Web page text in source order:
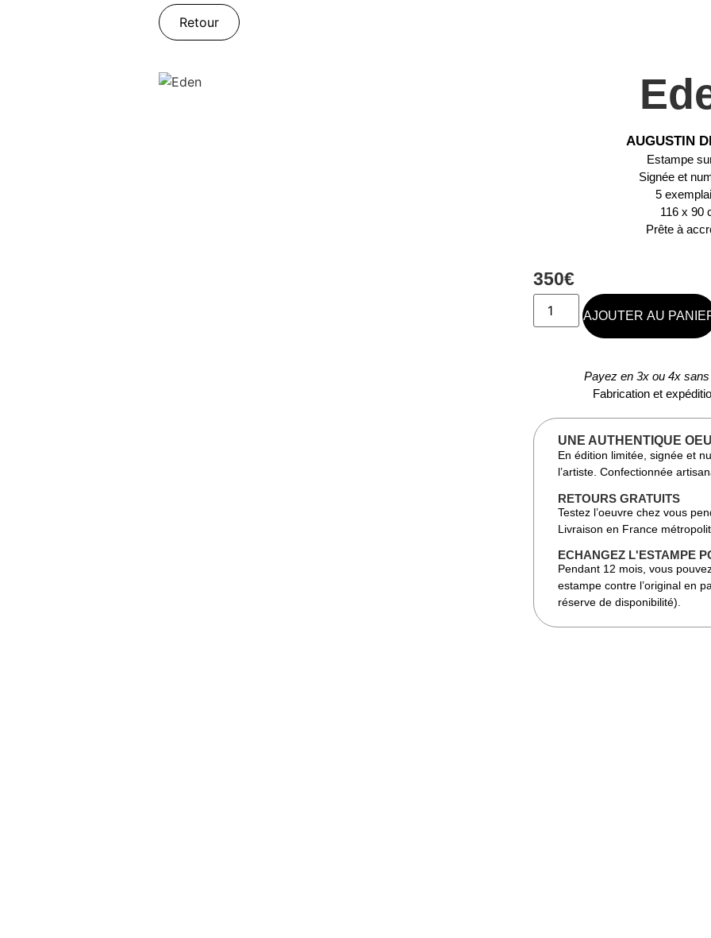
Retour
AUGUSTIN
Estampe
Signée et
5
116 x 90
Prête à
350€
AJOUTER AU
Payez en 3x ou 4x
Fabrication et
UNE AUTHENTIQUE
En édition limitée, signée et
l’artiste. Confectionnée
RETOURS GRATUITS
Testez l’oeuvre chez vous
Livraison en France
ECHANGEZ L'ESTAMPE
Pendant 12 mois, vous
estampe contre l’original en
réserve de disponibilité).